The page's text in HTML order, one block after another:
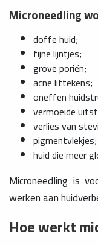
Microneedling
doffe huid;
fijne lijntjes;
grove poriën;
acne littekens;
oneffen
vermoeide
verlies van
pigmentvlekjes;
huid die meer
Microneedling is
werken aan
Hoe werkt